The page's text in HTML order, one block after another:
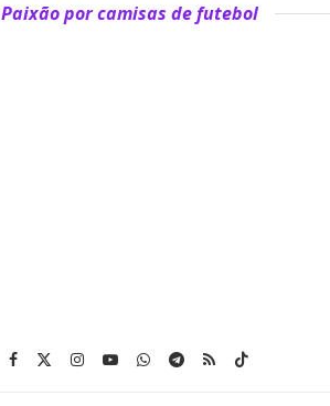
Paixão por camisas de futebol